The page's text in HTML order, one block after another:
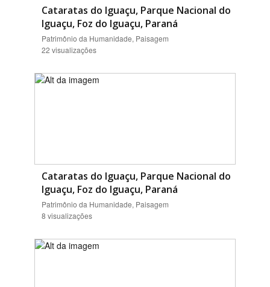
Cataratas do Iguaçu, Parque Nacional do
Iguaçu, Foz do Iguaçu, Paraná
Patrimônio da Humanidade, Paisagem
22 visualizações
Cataratas do Iguaçu, Parque Nacional do
Iguaçu, Foz do Iguaçu, Paraná
Patrimônio da Humanidade, Paisagem
8 visualizações